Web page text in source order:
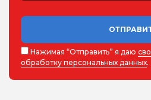
Нажимая “Отправить” я даю
обработку персональных данных.